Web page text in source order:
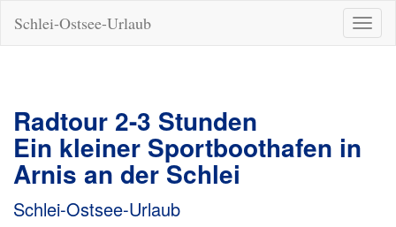
ein-/
Schlei-Ostsee-Urlaub
Radtour 2-3 Stunden
Ein kleiner Sportboothafen in
Arnis an der Schlei
Schlei-Ostsee-Urlaub